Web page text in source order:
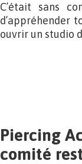
C’était sans
d’appréhender
ouvrir un studio
Piercing
comité